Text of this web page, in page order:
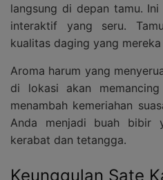
langsung di depan tamu.
interaktif yang seru.
kualitas daging yang
Aroma harum yang
di lokasi akan
menambah kemeriahan
Anda menjadi buah bibir
kerabat dan tetangga.
Keunggulan Sate